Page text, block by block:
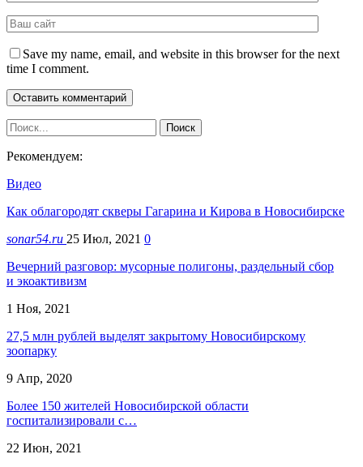
Save my name, email, and website in this browser for the next
time I comment.
Рекомендуем:
Видео
Как облагородят скверы Гагарина и Кирова в Новосибирске
sonar54.ru 25 Июл, 2021 0
Вечерний разговор: мусорные полигоны, раздельный сбор
и экоактивизм
1 Ноя, 2021
27,5 млн рублей выделят закрытому Новосибирскому
зоопарку
9 Апр, 2020
Более 150 жителей Новосибирской области
госпитализировали с…
22 Июн, 2021